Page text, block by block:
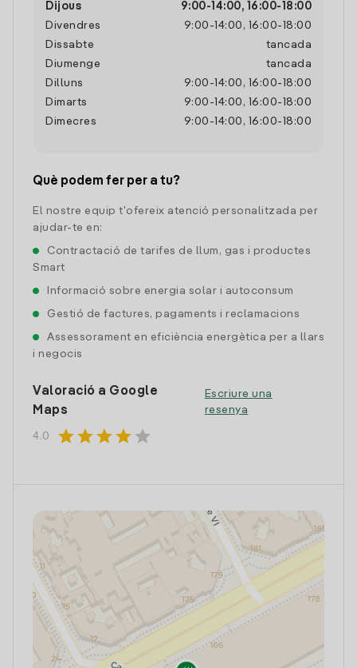
Dijous 9:00- 14:00, 16:00- 18:00
Divendres
9:00 - 14:00 , 16:00- 18:00
Dissabte
tancada
Diumenge
tancada
Dilluns
9:00 - 14:00 , 16:00- 18:00
Dimarts
9:00 - 14:00 , 16:00- 18:00
Dimecres
9:00 - 14:00 , 16:00- 18:00
Què podem fer per a tu?
El nostre equip t'ofereix atenció personalitzada per
ajudar-te en:
Contractació de tarifes de llum, gas i productes
Smart
Informació sobre energia solar i autoconsum
Gestió de factures, pagaments i reclamacions
Assessorament en eficiència energètica per a llars
i negocis
Valoració a Google
Maps
4.0 starstarstarstar star
Escriure una
resenya